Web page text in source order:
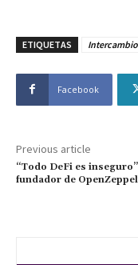
ETIQUETAS Intercambio
Facebook
Previous article
“Todo DeFi es
fundador de